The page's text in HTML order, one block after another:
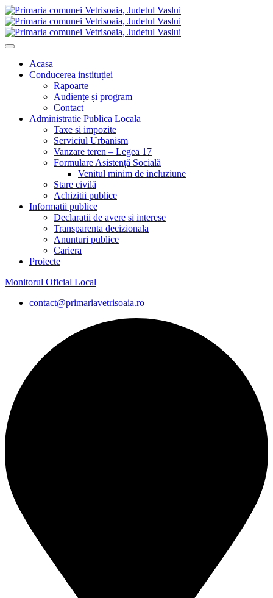
Acasa
Conducerea instituției
Rapoarte
Audiențe și program
Contact
Administratie Publica Locala
Taxe si impozite
Serviciul Urbanism
Vanzare teren – Legea 17
Formulare Asistență Socială
Venitul minim de incluziune
Stare civilă
Achizitii publice
Informatii publice
Declaratii de avere si interese
Transparenta decizionala
Anunturi publice
Cariera
Proiecte
Monitorul Oficial Local
contact@primariavetrisoaia.ro